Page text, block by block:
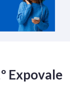
Expovale